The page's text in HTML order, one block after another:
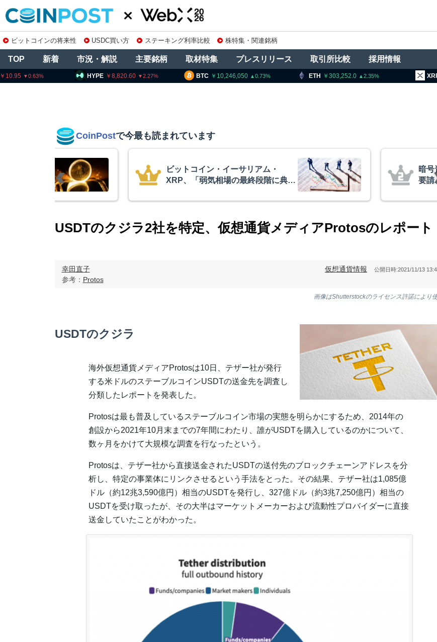
ビットコインの将来性 USDC買い方 ステーキング利率比較 株特集・関連銘柄
TOP 新着 市況・解説 主要銘柄 取材特集 プレスリリース 取引所比較 採用情報
BTC 10,246,050 0.73 ETH 303,252.0 2.35 XRP
HYPE 2.27
CoinPostで今最も読まれています
暗号資産交換業者に出庫制限強化を
要請、詐欺被害防止へ 金融庁と警
アー
政府
USDTのクジラ2社を特定、仮想通貨メディアProtosのレポート
幸田直子
参考： Protos
仮想通貨情報 公開日時:2021/11/13
画像はShutterstockのライセンス許諾により
USDTのクジラ
海外仮想通貨メディアProtosは10日、テザー社が発行
する米ドルのステーブルコインUSDTの送金先を調査し
分類したレポートを発表した。
Protosは最も普及しているステーブルコイン市場の実態を明らかにするため、2014年の
創設から2021年10月末までの7年間にわたり、誰がUSDTを購入しているのかについて、
数ヶ月をかけて大規模な調査を行なったという。
Protosは、テザー社から直接送金されたUSDTの送付先のブロックチェーンアドレスを分
析し、特定の事業体にリンクさせるという手法をとった。その結果、テザー社は1,085億
ドル（約12兆3,590億円）相当のUSDTを発行し、327億ドル（約3兆7,250億円）相当の
USDTを受け取ったが、その大半はマーケットメーカーおよび流動性プロバイダーに直接
送金していたことがわかった。